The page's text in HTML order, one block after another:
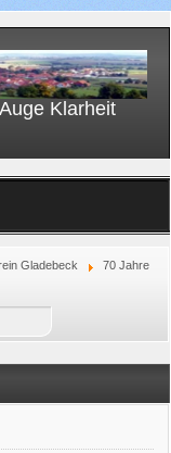
Klarheit
Gladebeck
70 Jahre